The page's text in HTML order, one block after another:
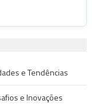
e Tendências
e Inovações